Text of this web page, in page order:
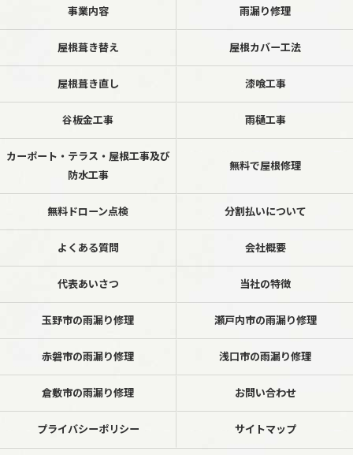
事業内容 雨漏り修理
屋根葺き替え 屋根カバー工法
屋根葺き直し 漆喰工事
谷板金工事 雨樋工事
カーポート・テラス・屋根工事及び
防水工事
無料で屋根修理
無料ドローン点検 分割払いについて
よくある質問 会社概要
代表あいさつ 当社の特徴
玉野市の雨漏り修理 瀬戸内市の雨漏り修理
赤磐市の雨漏り修理 浅口市の雨漏り修理
倉敷市の雨漏り修理 お問い合わせ
プライバシーポリシー サイトマップ